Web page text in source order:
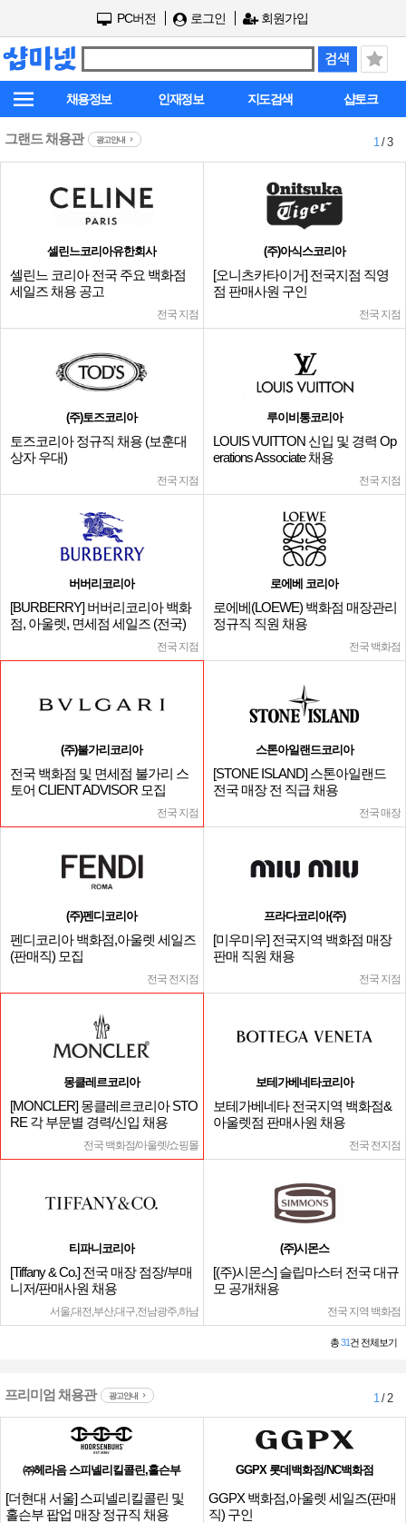
PC버전 로그인 회원가입
채용정보 인재정보 지도검색 샵토크
그랜드 채용관 광고안내 1/ 3
셀린느코리아유한회사
셀린느 코리아 전국 주요 백화점
세일즈 채용 공고
전국 지점
(주)아식스코리아
[오니츠카타이거] 전국지점 직영
점 판매사원 구인
전국 지점
(주)토즈코리아
토즈코리아 정규직 채용 (보훈대
상자 우대)
전국 지점
루이비통코리아
LOUIS VUITTON 신입 및 경력 Op
erations Associate 채용
전국 지점
버버리코리아
[BURBERRY] 버버리코리아 백화
점, 아울렛, 면세점 세일즈 (전국)
전국 지점
로에베 코리아
로에베(LOEWE) 백화점 매장관리
정규직 직원 채용
전국 백화점
(주)불가리코리아
전국 백화점 및 면세점 불가리 스
토어 CLIENT ADVISOR 모집
전국 지점
스톤아일랜드코리아
[STONE ISLAND] 스톤아일랜드
전국 매장 전 직급 채용
전국 매장
(주)펜디코리아
펜디코리아 백화점,아울렛 세일즈
(판매직) 모집
전국 전지점
프라다코리아(주)
[미우미우] 전국지역 백화점 매장
판매 직원 채용
전국 지점
몽클레르코리아
[MONCLER] 몽클레르코리아 STO
RE 각 부문별 경력/신입 채용
전국 백화점/아울렛/쇼핑몰
보테가베네타코리아
보테가베네타 전국지역 백화점&
아울렛점 판매사원 채용
전국 전지점
티파니코리아
[Tiffany & Co.] 전국 매장 점장/부매
니저/판매사원 채용
서울,대전,부산,대구,전남광주,하남
(주)시몬스
[(주)시몬스] 슬립마스터 전국 대규
모 공개채용
전국 지역 백화점
총31건 전체보기
프리미엄 채용관 광고안내 1/ 2
㈜헤라음 스피넬리킬콜린,홀슨부
[더현대 서울] 스피넬리킬콜린 및
홀슨부 팝업 매장 정규직 채용
GGPX 롯데백화점/NC백화점
GGPX 백화점,아울렛 세일즈(판매
직) 구인